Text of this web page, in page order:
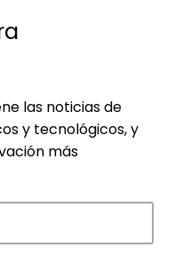
las noticias de
y tecnológicos, y
más